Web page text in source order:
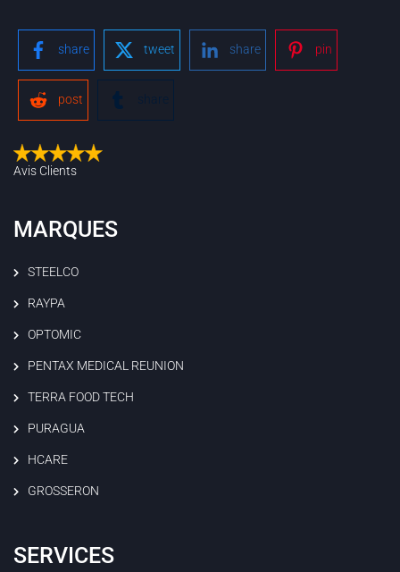
share tweet share pin
post share
Avis Clients
MARQUES
STEELCO
RAYPA
OPTOMIC
PENTAX MEDICAL REUNION
TERRA FOOD TECH
PURAGUA
HCARE
GROSSERON
SERVICES